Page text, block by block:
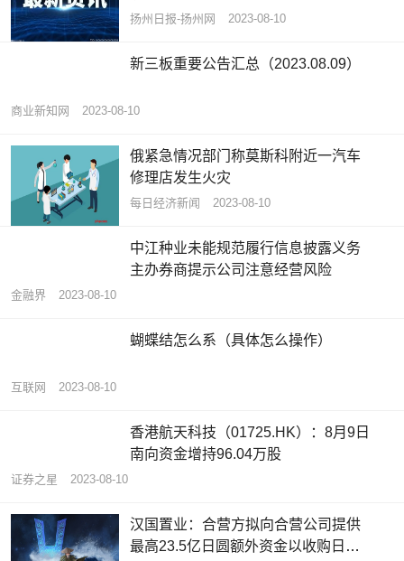
扬州日报-扬州网 2023-08-10
新三板重要公告汇总（2023.08.09）
商业新知网 2023-08-10
俄紧急情况部门称莫斯科附近一汽车
修理店发生火灾
每日经济新闻 2023-08-10
中江种业未能规范履行信息披露义务
主办券商提示公司注意经营风险
金融界 2023-08-10
蝴蝶结怎么系（具体怎么操作）
互联网 2023-08-10
香港航天科技（01725.HK）：8月9日
南向资金增持96.04万股
证券之星 2023-08-10
汉国置业：合营方拟向合营公司提供
最高23.5亿日圆额外资金以收购日本